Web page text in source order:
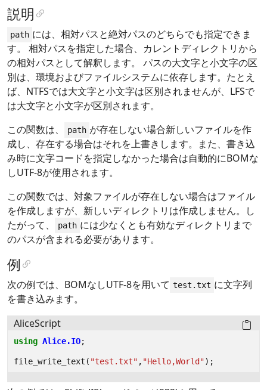
説明
path には、相対パスと絶対パスのどちらでも指定できま
す。 相対パスを指定した場合、カレントディレクトリから
の相対パスとして解釈します。 パスの大文字と小文字の区
別は、環境およびファイルシステムに依存します。たとえ
ば、NTFSでは大文字と小文字は区別されませんが、LFSで
は大文字と小文字が区別されます。
この関数は、
path が存在しない場合新しいファイルを作
成し、存在する場合はそれを上書きします。また、書き込
み時に文字コードを指定しなかった場合は自動的にBOMな
しUTF-8が使用されます。
この関数では、対象ファイルが存在しない場合はファイル
を作成しますが、新しいディレクトリは作成しません。し
たがって、
path には少なくとも有効なディレクトリまで
のパスが含まれる必要があります。
例
次の例では、BOMなしUTF-8を用いて test.txt に文字列
を書き込みます。
AliceScript
using Alice.IO;
file_write_text ( "test.txt" , "Hello,World");